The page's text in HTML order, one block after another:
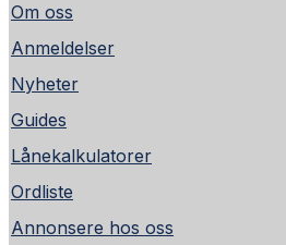
Om oss
Anmeldelser
Nyheter
Guides
Lånekalkulatorer
Ordliste
Annonsere hos oss